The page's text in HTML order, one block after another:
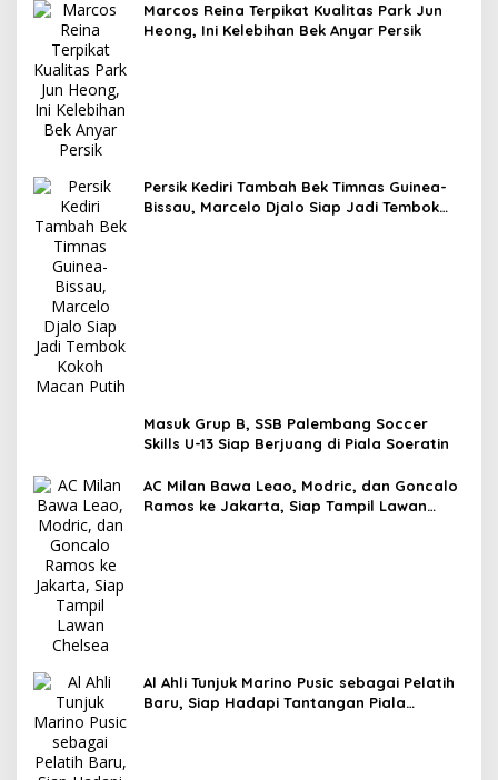
Marcos Reina Terpikat Kualitas Park Jun
Heong, Ini Kelebihan Bek Anyar Persik
Persik Kediri Tambah Bek Timnas Guinea-
Bissau, Marcelo Djalo Siap Jadi Tembok
Masuk Grup B, SSB Palembang Soccer
Skills U-13 Siap Berjuang di Piala Soeratin
AC Milan Bawa Leao, Modric, dan Goncalo
Ramos ke Jakarta, Siap Tampil Lawan
Al Ahli Tunjuk Marino Pusic sebagai Pelatih
Baru, Siap Hadapi Tantangan Piala